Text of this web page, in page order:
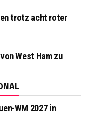
trotz acht roter
West Ham zu
WM 2027 in